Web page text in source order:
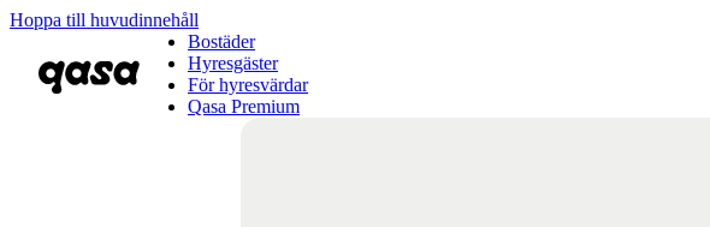
Hoppa till huvudinnehåll
Bostäder
Hyresgäster
För hyresvärdar
Qasa Premium